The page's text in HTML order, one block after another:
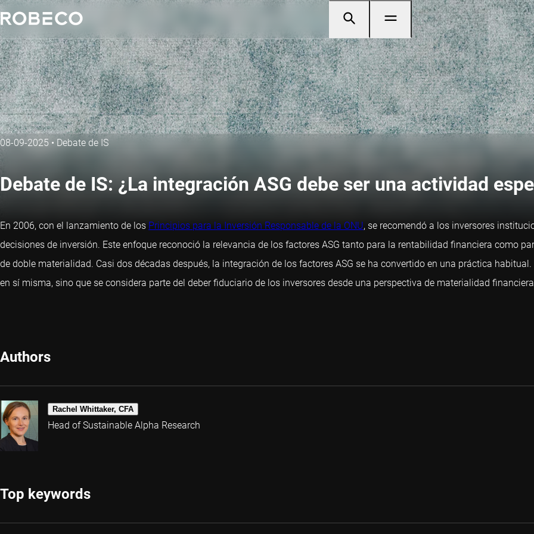
08-09-2025 • Debate de IS
Debate de IS: ¿La integración ASG debe ser una actividad
En 2006, con el lanzamiento de los Principios para la Inversión Responsable de la ONU, se recomendó a los inversores
decisiones de inversión. Este enfoque reconoció la relevancia de los factores ASG tanto para la rentabilidad financiera como
de doble materialidad. Casi dos décadas después, la integración de los factores ASG se ha convertido en una práctica
en sí misma, sino que se considera parte del deber fiduciario de los inversores desde una perspectiva de materialidad
Authors
Rachel Whittaker, CFA
Head of Sustainable Alpha Research
Top keywords